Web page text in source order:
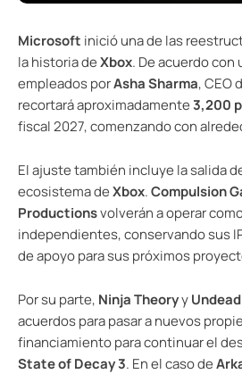
Microsoft inició una de las
la historia deXbox. De acuerdo con
empleados porAsha Sharma, CEO
recortará aproximadamente3,200
fiscal 2027, comenzando con
El ajuste también incluye la salida
ecosistema deXbox.Compulsion
Productionsvolverán a operar
independientes, conservando sus
de apoyo para sus próximos
Por su parte, Ninja Theoryy
acuerdos para pasar a nuevos
financiamiento para continuar el
State of Decay 3. En el caso de